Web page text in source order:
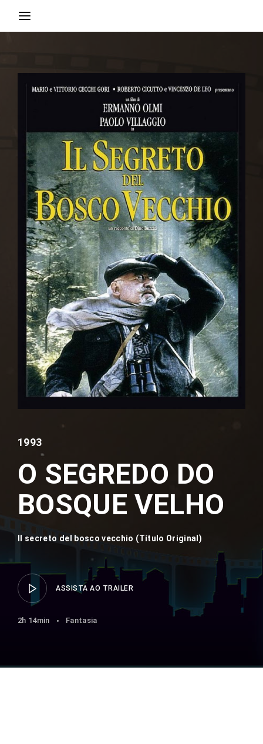
1993
O SEGREDO DO
BOSQUE VELHO
Il secreto del bosco vecchio (Título Original)
ASSISTA AO TRAILER
2h 14min Fantasia
Press Enter / Return to begin your search or hit
ESC to close
Username or Email Address
Password
SIGN IN
Remember Me
Lost Your Password?
By signing in, you agree toour terms and
conditionsand ourprivacy policy